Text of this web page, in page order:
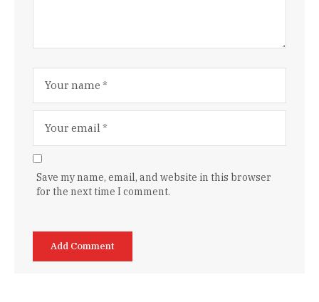
Save my name, email, and website in this browser
for the next time I comment.